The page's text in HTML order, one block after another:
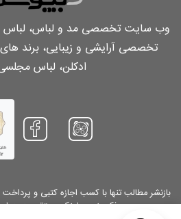
وب سایت تخصصی مد و لباس، لباس
تخصصی آرایشی و زیبایی، برند
ادکلن، لباس
بازنشر مطالب تنها با کسب اجازه کتبی و
ذکر منبع و لینک مستقیم به